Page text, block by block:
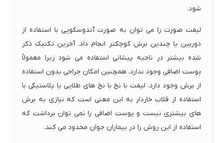
شود.
لیفت صورت را می توان به صورت آندوسکوپی با استفاده از
دوربین یا چندین برش کوچکتر انجام داد. آخرین تکنیک ذکر
شده بیشتر در ناحیه پیشانی استفاده می شود زیرا معمولاً
پوست اضافی وجود ندارد. همچنین امکان جراحی بدون استفاده
از برش وجود دارد. لیفت با نخ با نخ های طلایی یا پلاستیکی با
استفاده از قلاب خاردار به این معنی است که نیازی به برش
های بیشتری نیست و پوست اضافی را نمی توان برداشت که
استفاده از این روش را در بیماران جوان محدود می کند.